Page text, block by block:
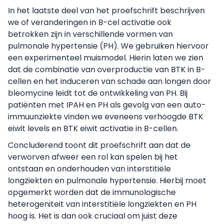
In het laatste deel van het proefschrift beschrijven
we of veranderingen in B-cel activatie ook
betrokken zijn in verschillende vormen van
pulmonale hypertensie (PH). We gebruiken hiervoor
een experimenteel muismodel. Hierin laten we zien
dat de combinatie van overproductie van BTK in B-
cellen en het induceren van schade aan longen door
bleomycine leidt tot de ontwikkeling van PH. Bij
patiënten met IPAH en PH als gevolg van een auto-
immuunziekte vinden we eveneens verhoogde BTK
eiwit levels en BTK eiwit activatie in B-cellen.
Concluderend toont dit proefschrift aan dat de
verworven afweer een rol kan spelen bij het
ontstaan en onderhouden van interstitiële
longziekten en pulmonale hypertensie. Hierbij moet
opgemerkt worden dat de immunologische
heterogeniteit van interstitiële longziekten en PH
hoog is. Het is dan ook cruciaal om juist deze